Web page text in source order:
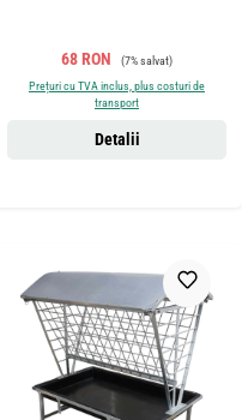
Preț de vânzare:
68 RON Preț obișnuit:
(7% salvat)
Prețuri cu TVA inclus, plus costuri de
transport
Detalii